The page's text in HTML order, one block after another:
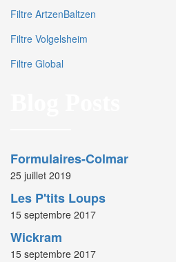
Filtre ArtzenBaltzen
Filtre Volgelsheim
Filtre Global
Formulaires-Colmar
25 juillet 2019
Les P'tits Loups
15 septembre 2017
Wickram
15 septembre 2017